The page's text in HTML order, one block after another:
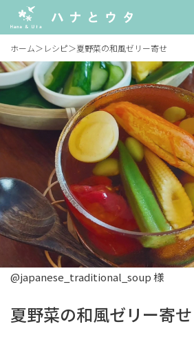
ホーム＞ レシピ＞夏野菜の和風ゼリー寄せ
@japanese_traditional_soup 様
夏野菜の和風ゼリー寄せ